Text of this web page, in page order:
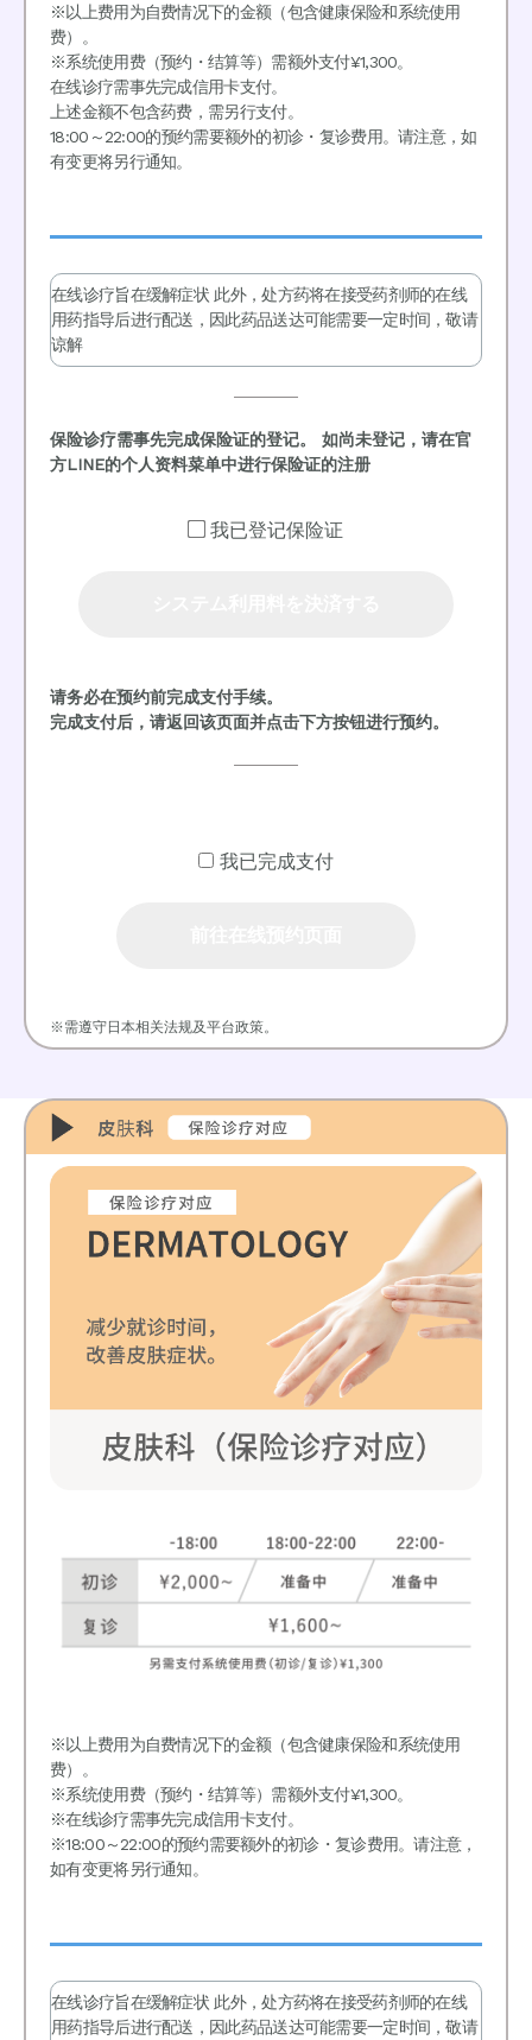
※以上费用为自费情况下的金额（包含健康保险和系统使用
费）。
※系统使用费（预约・结算等）需额外支付¥1,300。
在线诊疗需事先完成信用卡支付。
上述金额不包含药费，需另行支付。
18:00～22:00的预约需要额外的初诊・复诊费用。请注意，如
有变更将另行通知。
在线诊疗旨在缓解症状 此外，处方药将在接受药剂师的在线
用药指导后进行配送，因此药品送达可能需要一定时间，敬请
谅解
保险诊疗需事先完成保险证的登记。 如尚未登记，请在官
方LINE的个人资料菜单中进行保险证的注册
我已登记保险证
请务必在预约前完成支付手续。
完成支付后，请返回该页面并点击下方按钮进行预约。
我已完成支付
※需遵守日本相关法规及平台政策。
※以上费用为自费情况下的金额（包含健康保险和系统使用
费）。
※系统使用费（预约・结算等）需额外支付¥1,300。
※在线诊疗需事先完成信用卡支付。
※18:00～22:00的预约需要额外的初诊・复诊费用。请注意，
如有变更将另行通知。
在线诊疗旨在缓解症状 此外，处方药将在接受药剂师的在线
用药指导后进行配送，因此药品送达可能需要一定时间，敬请